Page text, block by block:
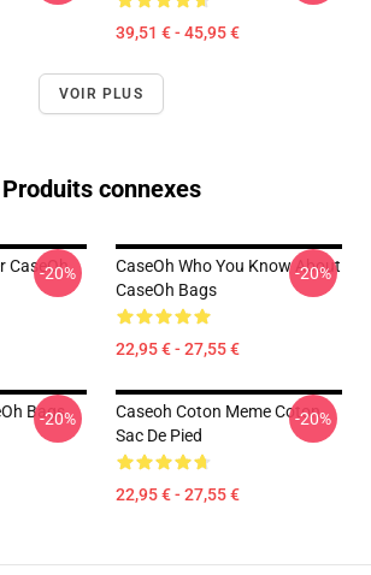
39,51 € - 45,95 €
VOIR PLUS
Produits connexes
CaseOh
-20%
CaseOh Who You Know About
CaseOh Bags
22,95 € - 27,55 €
-20%
Bags
-20%
Caseoh Coton Meme Coton
Sac De Pied
22,95 € - 27,55 €
-20%